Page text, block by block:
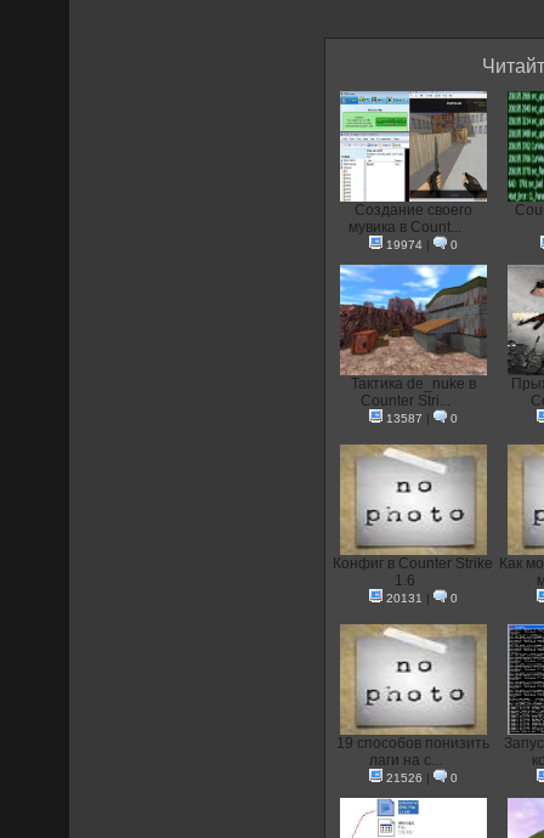
Создание своего
мувика в Count...
19974| 0
Тактика de_nuke в
Counter Stri...
13587 | 0
Конфиг в Counter Strike
1.6
20131 | 0
Как
19 способов понизить
лаги на с...
21526 | 0